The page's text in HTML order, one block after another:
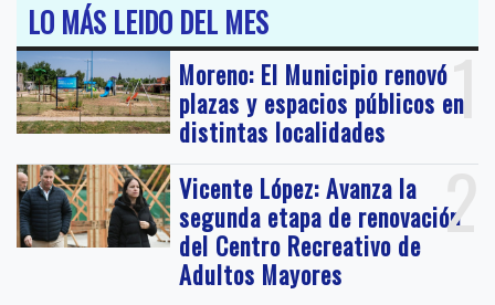
LO MÁS LEIDO DEL MES
1
Moreno: El Municipio renovó
plazas y espacios públicos en
distintas localidades
2
Vicente López: Avanza la
segunda etapa de renovación
del Centro Recreativo de
Adultos Mayores